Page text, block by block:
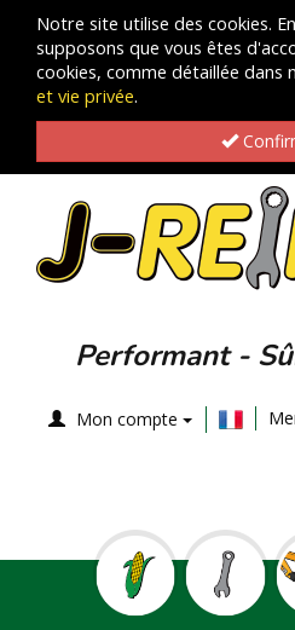
Notre site utilise des cookies.
supposons que vous êtes
cookies, comme détaillée dans
et vie privée.
Performant -
Mon compte